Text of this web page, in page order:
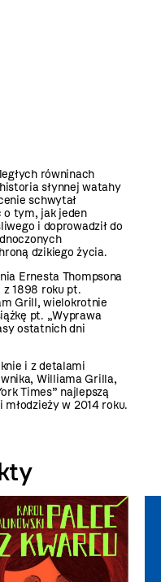
równinach
słynnej watahy
schwytał
o tym, jak jeden
i doprowadził do
dzikiego życia.
Ernesta Thompsona
z 1898 roku pt.
Grill, wielokrotnie
pt. „Wyprawa
ostatnich dni
i z detalami
Williama Grilla,
Times” najlepszą
w 2014 roku.